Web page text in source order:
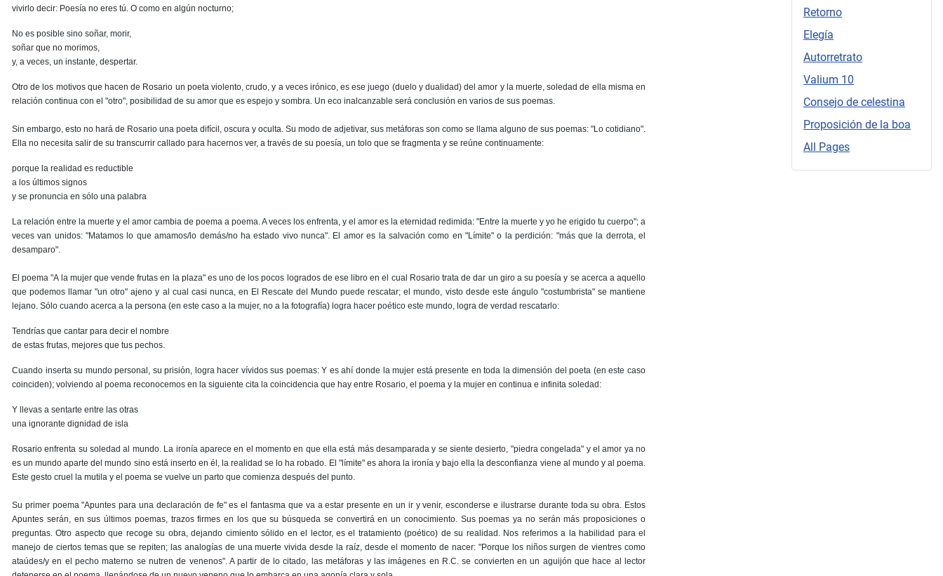
Retorno
Elegía
Autorretrato
Valium 10
Consejo de celestina
Proposición de la boa
All Pages
vivirlo decir: Poesía no eres tú. O como en algún nocturno;
No es posible sino soñar, morir,
soñar que no morimos,
y, a veces, un instante, despertar.
Otro de los motivos que hacen de Rosario un poeta violento, crudo, y a veces irónico, es ese juego (duelo y dualidad) del amor y la muerte, soledad de ella misma en
relación continua con el "otro", posibilidad de su amor que es espejo y sombra. Un eco inalcanzable será conclusión en varios de sus poemas.
Sin embargo, esto no hará de Rosario una poeta difícil, oscura y oculta. Su modo de adjetivar, sus metáforas son como se llama alguno de sus poemas: "Lo cotidiano".
Ella no necesita salir de su transcurrir callado para hacernos ver, a través de su poesía, un tolo que se fragmenta y se reúne continuamente:
porque la realidad es reductible
a los últimos signos
y se pronuncia en sólo una palabra
La relación entre la muerte y el amor cambia de poema a poema. A veces los enfrenta, y el amor es la eternidad redimida: "Entre la muerte y yo he erigido tu cuerpo"; a
veces van unidos: "Matamos lo que amamos/lo demás/no ha estado vivo nunca". El amor es la salvación como en "Límite" o la perdición: "más que la derrota, el
desamparo".
El poema "A la mujer que vende frutas en la plaza" es uno de los pocos logrados de ese libro en el cual Rosario trata de dar un giro a su poesía y se acerca a aquello
que podemos llamar "un otro" ajeno y al cual casi nunca, en El Rescate del Mundo puede rescatar; el mundo, visto desde este ángulo "costumbrista" se mantiene
lejano. Sólo cuando acerca a la persona (en este caso a la mujer, no a la fotografía) logra hacer poético este mundo, logra de verdad rescatarlo:
Tendrías que cantar para decir el nombre
de estas frutas, mejores que tus pechos.
Cuando inserta su mundo personal, su prisión, logra hacer vívidos sus poemas: Y es ahí donde la mujer está presente en toda la dimensión del poeta (en este caso
coinciden); volviendo al poema reconocemos en la siguiente cita la coincidencia que hay entre Rosario, el poema y la mujer en continua e infinita soledad:
Y llevas a sentarte entre las otras
una ignorante dignidad de isla
Rosario enfrenta su soledad al mundo. La ironía aparece en el momento en que ella está más desamparada y se siente desierto, "piedra congelada" y el amor ya no
es un mundo aparte del mundo sino está inserto en él, la realidad se lo ha robado. El "límite" es ahora la ironía y bajo ella la desconfianza viene al mundo y al poema.
Este gesto cruel la mutila y el poema se vuelve un parto que comienza después del punto.
Su primer poema "Apuntes para una declaración de fe" es el fantasma que va a estar presente en un ir y venir, esconderse e ilustrarse durante toda su obra. Estos
Apuntes serán, en sus últimos poemas, trazos firmes en los que su búsqueda se convertirá en un conocimiento. Sus poemas ya no serán más proposiciones o
preguntas. Otro aspecto que recoge su obra, dejando cimiento sólido en el lector, es el tratamiento (poético) de su realidad. Nos referimos a la habilidad para el
manejo de ciertos temas que se repiten; las analogías de una muerte vivida desde la raíz, desde el momento de nacer: "Porque los niños surgen de vientres como
ataúdes/y en el pecho materno se nutren de venenos". A partir de lo citado, las metáforas y las imágenes en R.C. se convierten en un aguijón que hace al lector